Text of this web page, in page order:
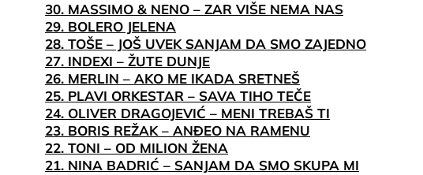
30. MASSIMO & NENO – ZAR VIŠE NEMA NAS
29. BOLERO JELENA
28. TOŠE – JOŠ UVEK SANJAM DA SMO ZAJEDNO
27. INDEXI – ŽUTE DUNJE
26. MERLIN – AKO ME IKADA SRETNEŠ
25. PLAVI ORKESTAR – SAVA TIHO TEČE
24. OLIVER DRAGOJEVIĆ – MENI TREBAŠ TI
23. BORIS REŽAK – ANĐEO NA RAMENU
22. TONI – OD MILION ŽENA
21. NINA BADRIĆ – SANJAM DA SMO SKUPA MI